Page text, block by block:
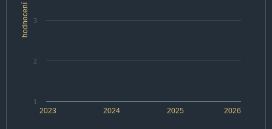
hodnocení
2024 2026
2023 2025
1
2
3